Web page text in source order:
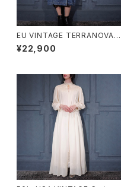
EU VINTAGE TERRANOVA B
ELTED DESIGN DENIM TRE
NCH COAT/ヨーロッパ古着ベ
¥22,900